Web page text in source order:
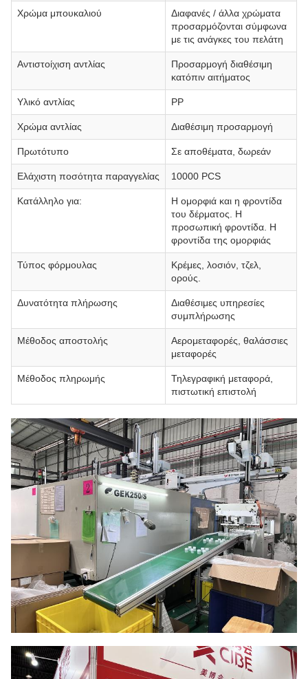
Χρώμα μπουκαλιού
Διαφανές / άλλα χρώματα
προσαρμόζονται σύμφωνα
με τις ανάγκες του πελάτη
Αντιστοίχιση αντλίας
Προσαρμογή διαθέσιμη
κατόπιν αιτήματος
Υλικό αντλίας PP
Χρώμα αντλίας Διαθέσιμη προσαρμογή
Πρωτότυπο Σε αποθέματα, δωρεάν
Ελάχιστη ποσότητα παραγγελίας 10000 PCS
Κατάλληλο για:
Η ομορφιά και η φροντίδα
του δέρματος. Η
προσωπική φροντίδα. Η
φροντίδα της ομορφιάς
Τύπος φόρμουλας
Κρέμες, λοσιόν, τζελ,
ορούς.
Δυνατότητα πλήρωσης
Διαθέσιμες υπηρεσίες
συμπλήρωσης
Μέθοδος αποστολής
Αερομεταφορές, θαλάσσιες
μεταφορές
Μέθοδος πληρωμής
Τηλεγραφική μεταφορά,
πιστωτική επιστολή